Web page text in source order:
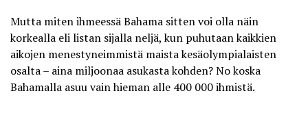
Mutta miten ihmeessä Bahama sitten voi olla näin
korkealla eli listan sijalla neljä, kun puhutaan kaikkien
aikojen menestyneimmistä maista kesäolympialaisten
osalta – aina miljoonaa asukasta kohden? No koska
Bahamalla asuu vain hieman alle 400 000 ihmistä.